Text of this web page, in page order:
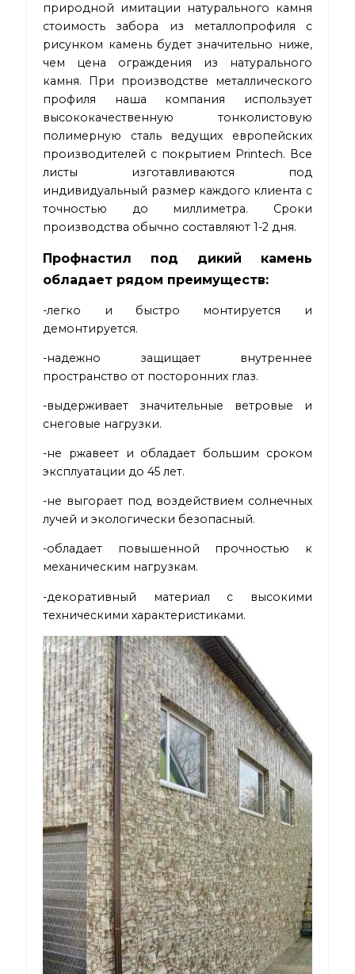
природной имитации натурального камня
стоимость забора из металлопрофиля с
рисунком камень будет значительно ниже,
чем цена ограждения из натурального
камня. При производстве металлического
профиля наша компания использует
высококачественную тонколистовую
полимерную сталь ведущих европейских
производителей с покрытием Printech. Все
листы изготавливаются под
индивидуальный размер каждого клиента с
точностью до миллиметра. Сроки
производства обычно составляют 1-2 дня.
Профнастил под дикий камень
обладает рядом преимуществ:
-легко и быстро монтируется и
демонтируется.
-надежно защищает внутреннее
пространство от посторонних глаз.
-выдерживает значительные ветровые и
снеговые нагрузки.
-не ржавеет и обладает большим сроком
эксплуатации до 45 лет.
-не выгорает под воздействием солнечных
лучей и экологически безопасный.
-обладает повышенной прочностью к
механическим нагрузкам.
-декоративный материал с высокими
техническими характеристиками.